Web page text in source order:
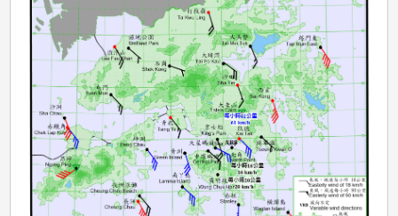
烈
熱
帶
風
暴
塔
巴
(2516)